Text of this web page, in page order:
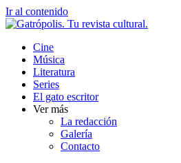
Ir al contenido
Cine
Música
Literatura
Series
El gato escritor
Ver más
La redacción
Galería
Contacto